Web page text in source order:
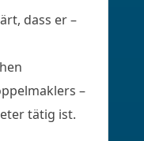
dass er –
–
tätig ist.